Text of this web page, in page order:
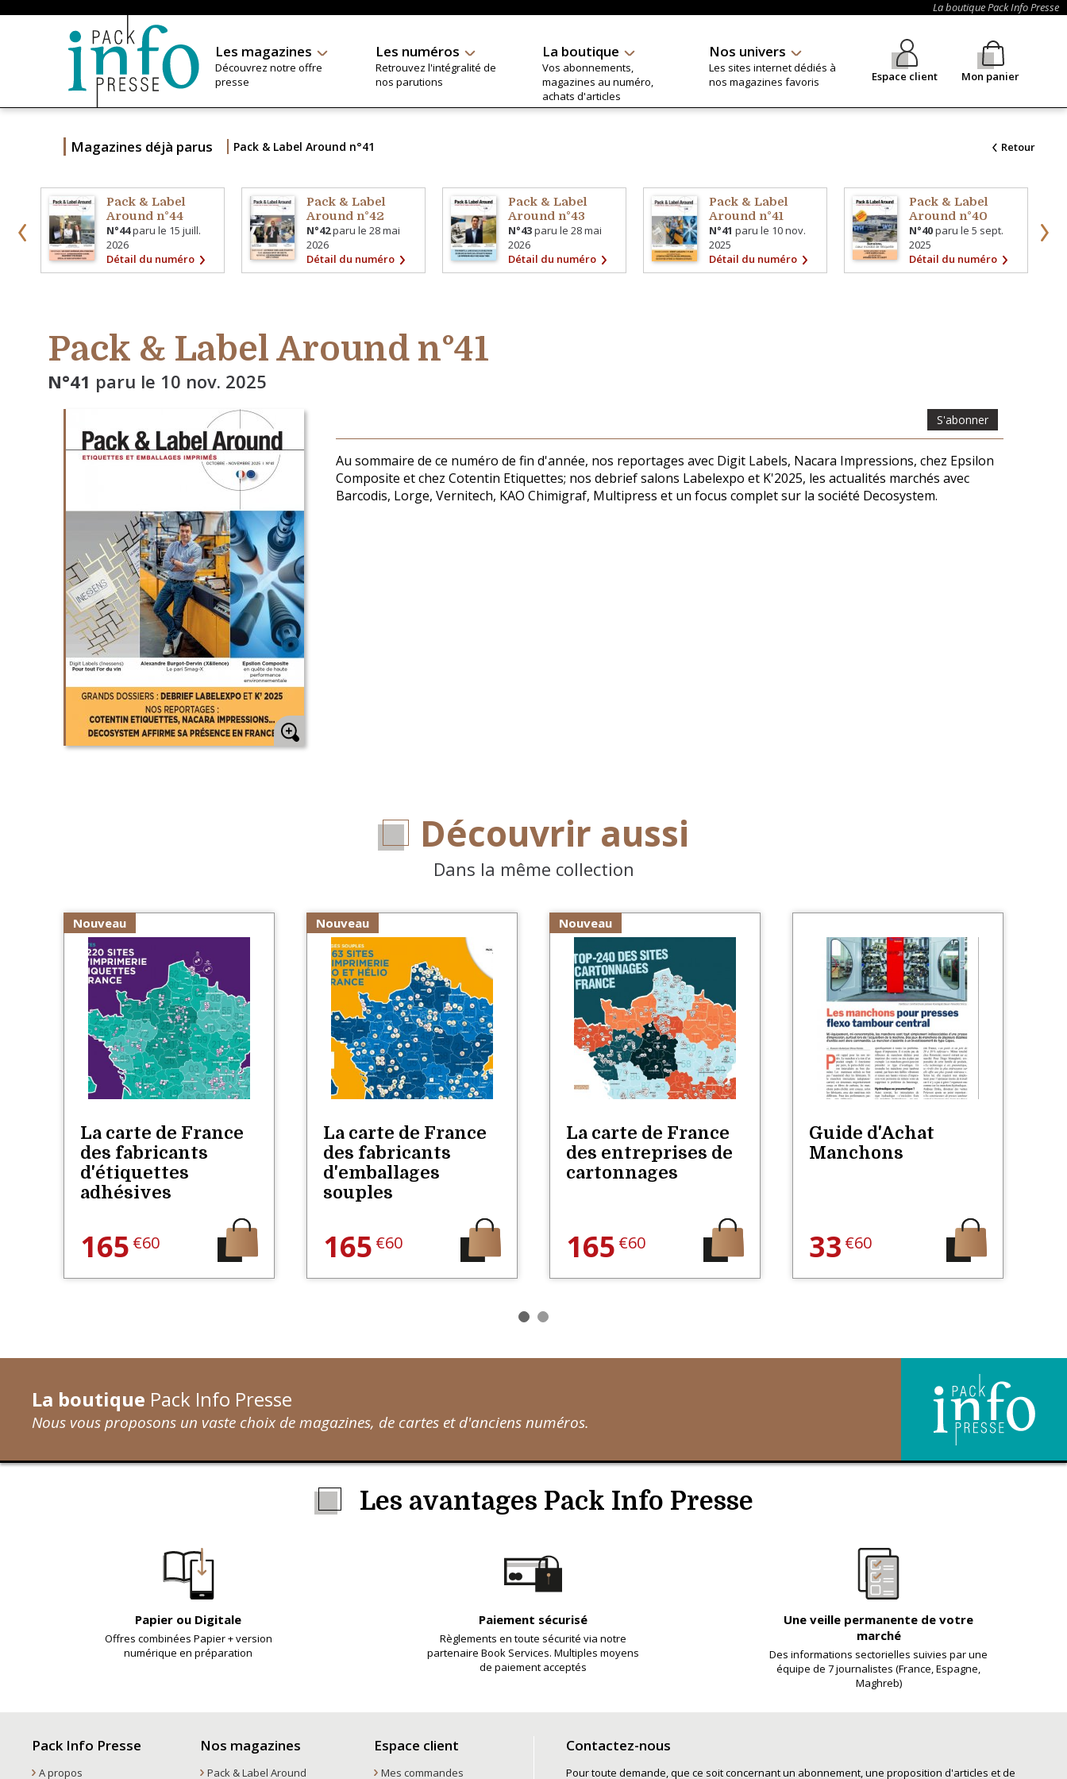
La boutique Pack Info Presse
Les magazines
Découvrez notre offre
presse
Les numéros
Retrouvez l'intégralité de
nos parutions
La boutique
Vos abonnements,
magazines au numéro,
achats d'articles
Nos univers
Les sites internet dédiés à
nos magazines favoris
Espace client Mon panier
Magazines déjà parus Pack & Label Around n°41 Retour
Pack & Label
Around n°44
N°44paru le 15 juill.
2026
Détail du numéro
Pack & Label
Around n°42
N°42paru le28 mai
2026
Détail du numéro
Pack & Label
Around n°43
N°43paru le 28 mai
2026
Détail du numéro
Pack & Label
Around n°41
N°41 paru le 10 nov.
2025
Détail du numéro
Pack & Label
Around n°40
N°40paru le5 sept.
2025
Détail du numéro
Pack & Label Around n°41
N°41 paru le 10 nov. 2025
S'abonner
Au sommaire de ce numéro de fin d'année, nos reportages avec Digit Labels, Nacara Impressions, chez Epsilon
Composite et chez Cotentin Etiquettes; nos debrief salons Labelexpo et K'2025, les actualités marchés avec
Barcodis, Lorge, Vernitech, KAO Chimigraf, Multipress et un focus complet sur la société Decosystem.
Découvrir aussi
Dans la même collection
Nouveau
La carte de France
des fabricants
d'étiquettes
adhésives
165 €60
Nouveau
La carte de France
des fabricants
d'emballages
souples
165 €60
Nouveau
La carte de France
des entreprises de
cartonnages
165 €60
Guide d'Achat
Manchons
33 €60
La boutique Pack Info Presse
Nous vous proposons un vaste choix de magazines, de cartes et d'anciens numéros.
Les avantages Pack Info Presse
Papier ou Digitale
Offres combinées Papier + version
numérique en préparation
Paiement sécurisé
Règlements en toute sécurité via notre
partenaire Book Services. Multiples moyens
de paiement acceptés
Une veille permanente de votre
marché
Des informations sectorielles suivies par une
équipe de 7 journalistes (France, Espagne,
Maghreb)
Pack Info Presse
A propos
Nos magazines
Pack & Label Around
Espace client
Mes commandes
Contactez-nous
Pour toute demande, que ce soit concernant un abonnement, une proposition d'articles et de